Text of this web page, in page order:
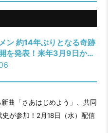
ン 約14年ぶりとなる奇跡
を発表！来年3月9日か
りとなる全国ツアーを開
曲「さあはじめよう」、共同
が参加！2月18日（水）配信